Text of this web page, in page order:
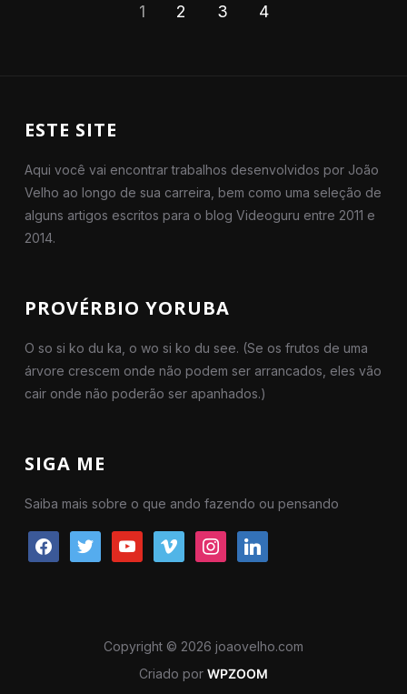
1 2 3 4
ESTE SITE
Aqui você vai encontrar trabalhos desenvolvidos por João
Velho ao longo de sua carreira, bem como uma seleção de
alguns artigos escritos para o blog Videoguru entre 2011 e
2014.
PROVÉRBIO YORUBA
O so si ko du ka, o wo si ko du see. (Se os frutos de uma
árvore crescem onde não podem ser arrancados, eles vão
cair onde não poderão ser apanhados.)
SIGA ME
Saiba mais sobre o que ando fazendo ou pensando
facebooktwitter youtube vimeo instagramlinkedin
Copyright © 2026 joaovelho.com
Criado por WPZOOM